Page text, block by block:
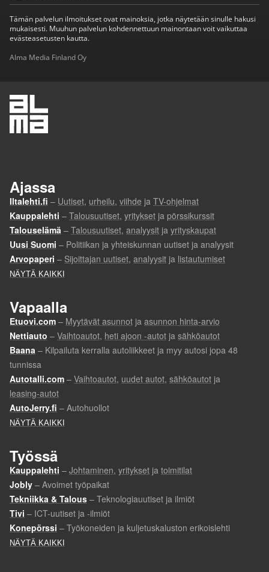
Tämän palvelun ilmoitukset ovat mainoksia, jotka näytetään sinulle hakusi
mukaisesti. Muuhun palvelun kohdennettuun mainontaan voit vaikuttaa
evästeasetusten kautta.
Alma Media Finland Oy